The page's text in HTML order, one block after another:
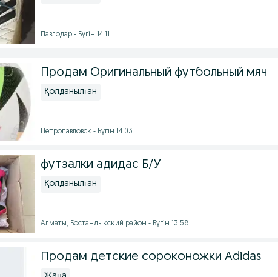
Павлодар - Бүгін 14:11
Продам Оригинальный футбольный мяч
Қолданылған
Петропавловск - Бүгін 14:03
футзалки адидас Б/У
Қолданылған
Алматы, Бостандыкский район - Бүгін 13:58
Продам детские сороконожки Adidas